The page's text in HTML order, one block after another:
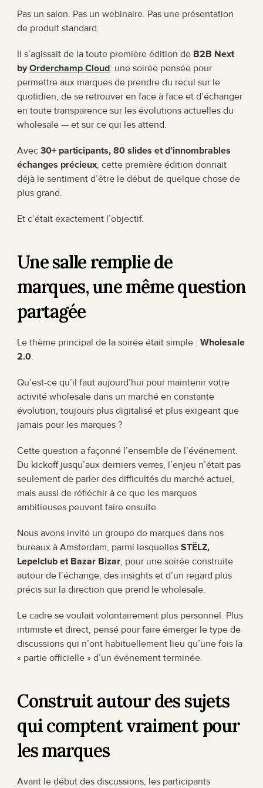
Pas un salon. Pas un webinaire. Pas une présentation
de produit standard.
Il s’agissait de la toute première édition de B2B Next
by Orderchamp Cloud: une soirée pensée pour
permettre aux marques de prendre du recul sur le
quotidien, de se retrouver en face à face et d’échanger
en toute transparence sur les évolutions actuelles du
wholesale — et sur ce qui les attend.
Avec 30+ participants, 80 slides et d’innombrables
échanges précieux, cette première édition donnait
déjà le sentiment d’être le début de quelque chose de
plus grand.
Et c’était exactement l’objectif.
Une salle remplie de
marques, une même question
partagée
Le thème principal de la soirée était simple : Wholesale
2.0.
Qu’est-ce qu’il faut aujourd’hui pour maintenir votre
activité wholesale dans un marché en constante
évolution, toujours plus digitalisé et plus exigeant que
jamais pour les marques ?
Cette question a façonné l’ensemble de l’événement.
Du kickoff jusqu’aux derniers verres, l’enjeu n’était pas
seulement de parler des difficultés du marché actuel,
mais aussi de réfléchir à ce que les marques
ambitieuses peuvent faire ensuite.
Nous avons invité un groupe de marques dans nos
bureaux à Amsterdam, parmi lesquelles STËLZ,
Lepelclub et Bazar Bizar, pour une soirée construite
autour de l’échange, des insights et d’un regard plus
précis sur la direction que prend le wholesale.
Le cadre se voulait volontairement plus personnel. Plus
intimiste et direct, pensé pour faire émerger le type de
discussions qui n’ont habituellement lieu qu’une fois la
« partie officielle » d’un événement terminée.
Construit autour des sujets
qui comptent vraiment pour
les marques
Avant le début des discussions, les participants